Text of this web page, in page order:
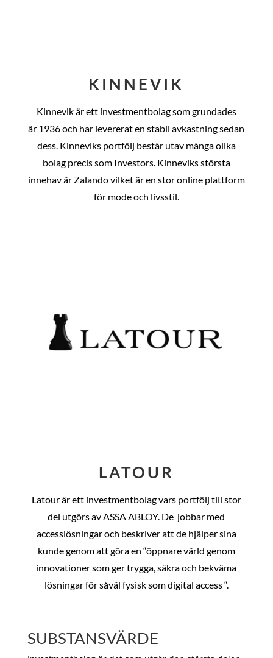
KINNEVIK
Kinnevik är ett investmentbolag som grundades
år 1936 och har levererat en stabil avkastning sedan
dess. Kinneviks portfölj består utav många olika
bolag precis som Investors. Kinneviks största
innehav är Zalando vilket är en stor online plattform
för mode och livsstil.
LATOUR
Latour är ett investmentbolag vars portfölj till stor
del utgörs av ASSA ABLOY. De jobbar med
accesslösningar och beskriver att de hjälper sina
kunde genom att göra en “öppnare värld genom
innovationer som ger trygga, säkra och bekväma
lösningar för såväl fysisk som digital access “.
SUBSTANSVÄRDE